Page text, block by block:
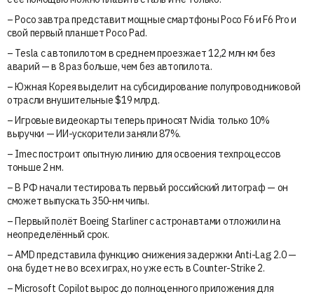
– Poco завтра представит мощные смартфоны Poco F6 и F6 Pro и
свой первый планшет Poco Pad.
– Tesla с автопилотом в среднем проезжает 12,2 млн км без
аварий — в 8 раз больше, чем без автопилота.
– Южная Корея выделит на субсидирование полупроводниковой
отрасли внушительные $19 млрд.
– Игровые видеокарты теперь приносят Nvidia только 10%
выручки — ИИ-ускорители заняли 87%.
– Imec построит опытную линию для освоения техпроцессов
тоньше 2 нм.
– В РФ начали тестировать первый российский литограф — он
сможет выпускать 350-нм чипы.
– Первый полёт Boeing Starliner с астронавтами отложили на
неопределённый срок.
– AMD представила функцию снижения задержки Anti-Lag 2.0 —
она будет не во всех играх, но уже есть в Counter-Strike 2.
– Microsoft Copilot вырос до полноценного приложения для